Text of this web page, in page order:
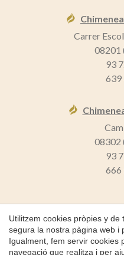
Carrer
08201
93
639
08302
93
666
Copyright
Utilitzem cookies pròpies y
segura la nostra pàgina web i
Igualment, fem servir cookies
navegació que realitza i per
Guardar configuració